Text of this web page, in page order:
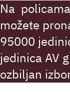
Na
možete
95000
jedinica AV
ozbiljan